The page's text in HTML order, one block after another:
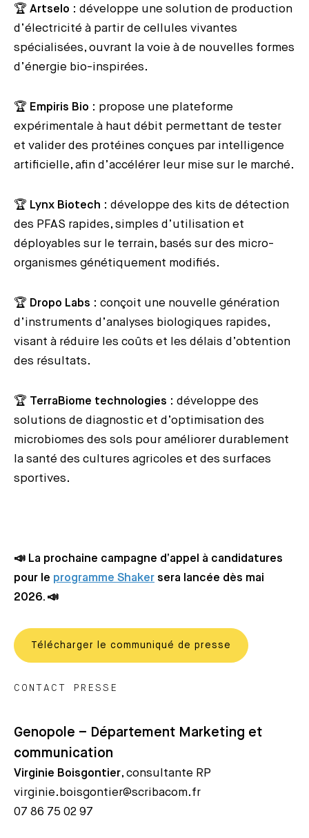
🏆 Artselo : développe une solution de production
d’électricité à partir de cellules vivantes
spécialisées, ouvrant la voie à de nouvelles formes
d’énergie bio-inspirées.
🏆 Empiris Bio : propose une plateforme
expérimentale à haut débit permettant de tester
et valider des protéines conçues par intelligence
artificielle, afin d’accélérer leur mise sur le marché.
🏆 Lynx Biotech : développe des kits de détection
des PFAS rapides, simples d’utilisation et
déployables sur le terrain, basés sur des micro-
organismes génétiquement modifiés.
🏆 Dropo Labs : conçoit une nouvelle génération
d’instruments d’analyses biologiques rapides,
visant à réduire les coûts et les délais d’obtention
des résultats.
🏆 TerraBiome technologies : développe des
solutions de diagnostic et d’optimisation des
microbiomes des sols pour améliorer durablement
la santé des cultures agricoles et des surfaces
sportives.
📣 La prochaine campagne d’appel à candidatures
pour le programme Shaker sera lancée dès mai
2026. 📣
Télécharger le communiqué de presse
CONTACT PRESSE
Genopole – Département Marketing et
communication
Virginie Boisgontier, consultante RP
virginie.boisgontier@scribacom.fr
07 86 75 02 97